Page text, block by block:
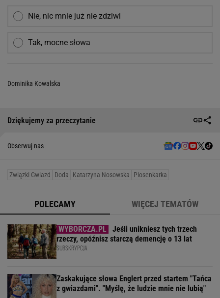
Nie, nic mnie już nie zdziwi
Tak, mocne słowa
Dominika Kowalska
Dziękujemy za przeczytanie
Obserwuj nas
Związki Gwiazd Doda Katarzyna Nosowska Piosenkarka
POLECAMY WIĘCEJ TEMATÓW
Jeśli unikniesz tych trzech
rzeczy, opóźnisz starczą demencję o 13 lat
SUBSKRYPCJA
Zaskakujące słowa Englert przed startem "Tańca
z gwiazdami". "Myślę, że ludzie mnie nie lubią"